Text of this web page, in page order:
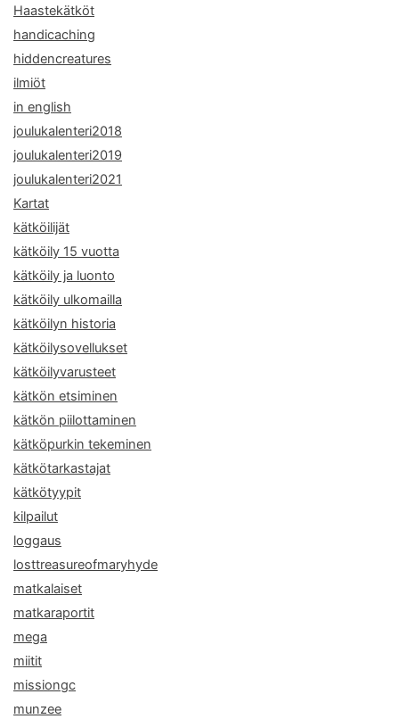
Haastekätköt
handicaching
hiddencreatures
ilmiöt
in english
joulukalenteri2018
joulukalenteri2019
joulukalenteri2021
Kartat
kätköilijät
kätköily 15 vuotta
kätköily ja luonto
kätköily ulkomailla
kätköilyn historia
kätköilysovellukset
kätköilyvarusteet
kätkön etsiminen
kätkön piilottaminen
kätköpurkin tekeminen
kätkötarkastajat
kätkötyypit
kilpailut
loggaus
losttreasureofmaryhyde
matkalaiset
matkaraportit
mega
miitit
missiongc
munzee